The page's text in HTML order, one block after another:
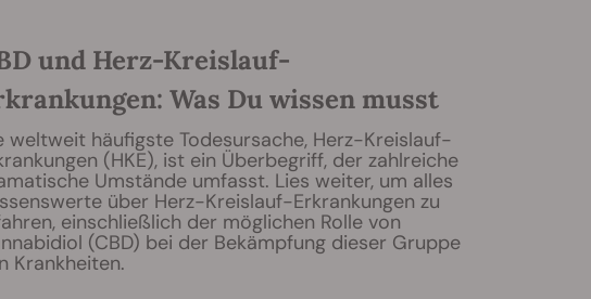
und Herz-Kreislauf-
Was Du wissen musst
weltweit häufigste Todesursache, Herz-Kreislauf-
(HKE), ist ein Überbegriff, der zahlreiche
Umstände umfasst. Lies weiter, um alles
über Herz-Kreislauf-Erkrankungen zu
einschließlich der möglichen Rolle von
(CBD) bei der Bekämpfung dieser Gruppe
Krankheiten.